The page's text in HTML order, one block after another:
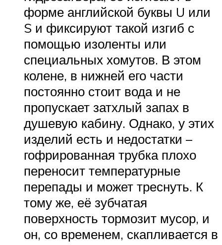
форме английской буквы U или
S и фиксируют такой изгиб с
помощью изоленты или
специальных хомутов. В этом
колене, в нижней его части
постоянно стоит вода и не
пропускает затхлый запах в
душевую кабину. Однако, у этих
изделий есть и недостатки –
гофрированная трубка плохо
переносит температурные
перепады и может треснуть. К
тому же, её зубчатая
поверхность тормозит мусор, и
он, со временем, скапливается в